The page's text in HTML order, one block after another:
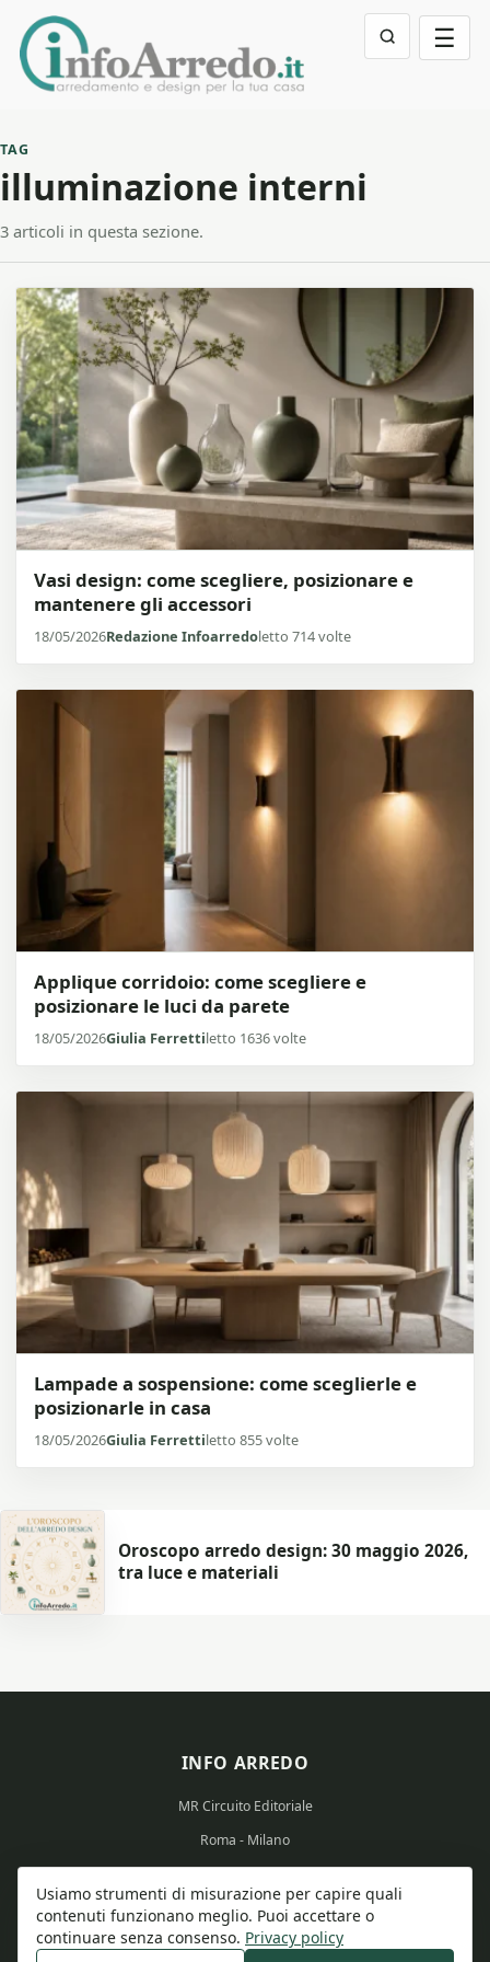
☰
TAG
illuminazione interni
3 articoli in questa sezione.
Vasi design: come scegliere, posizionare e
mantenere gli accessori
18/05/2026Redazione Infoarredoletto 714 volte
Applique corridoio: come scegliere e
posizionare le luci da parete
18/05/2026Giulia Ferrettiletto 1636 volte
Lampade a sospensione: come sceglierle e
posizionarle in casa
18/05/2026Giulia Ferrettiletto 855 volte
Oroscopo arredo design: 30 maggio 2026,
tra luce e materiali
INFO ARREDO
MR Circuito Editoriale
Roma - Milano
Partita IVA: 15569351008
Usiamo strumenti di misurazione per capire quali
contenuti funzionano meglio. Puoi accettare o
continuare senza consenso. Privacy policy